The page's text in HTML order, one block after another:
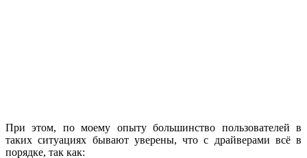
При этом, по моему опыту большинство пользователей в
таких ситуациях бывают уверены, что с драйверами всё в
порядке, так как: